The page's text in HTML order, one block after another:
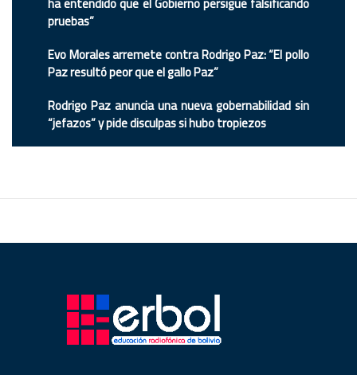
pruebas”
Evo Morales arremete contra Rodrigo Paz: “El pollo
Paz resultó peor que el gallo Paz”
Rodrigo Paz anuncia una nueva gobernabilidad sin
“jefazos” y pide disculpas si hubo tropiezos